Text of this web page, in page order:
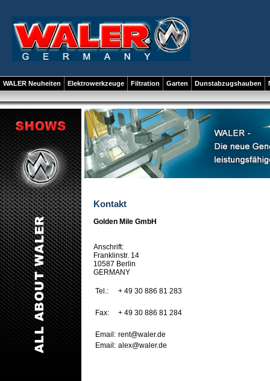
WALER Neuheiten Elektrowerkzeuge Filtration Garten Dunstabzugshauben
Kontakt
Golden Mile GmbH
Anschrift:
Franklinstr. 14
10587 Berlin
GERMANY
Tel.: + 49 30 886 81 283
Fax: + 49 30 886 81 284
Email: rent@waler.de
Email: alex@waler.de